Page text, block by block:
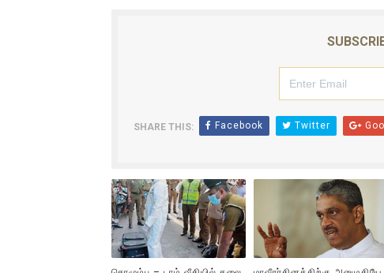
ஜனாதிபதி ஐக்கிய நாடுகளின்
32 CM விநோத கன்றுக்குட்டி! (வீடியோ)
வலிமை தான் அஜித்
2ஆம் நாள் உக்ரைன் யுத்தம்!!
கதிரவன் வாசகர்களுக்கு இனிய
SHARE THIS: Facebook Twitter